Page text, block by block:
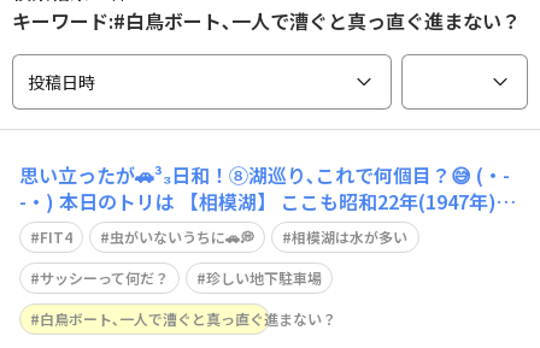
キーワード:#白鳥ボート､一人で漕ぐと真っ直ぐ進まない？
投稿日時
思い立ったが🚗³₃日和！⑧湖巡り､これで何個目？😅 (・­­-
-・) 本日のトリは 【相模湖】 ここも昭和22年(1947年)に
相模川に造られた相模ダムによって生まれたダム湖なんだ
昭和39年(1964年)の東京オリンピックのカヌー競技場に
なった事から カヌー&ボート競技の聖地になったんだ
FIT4 虫がいないうちに🚗💭
相模湖は水が多い
サッシーって何だ？
珍しい地下駐車場
白鳥ボート､一人で漕ぐと真っ直ぐ進まない？